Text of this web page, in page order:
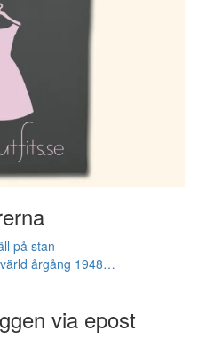
på stan
årgång 1948…
via epost